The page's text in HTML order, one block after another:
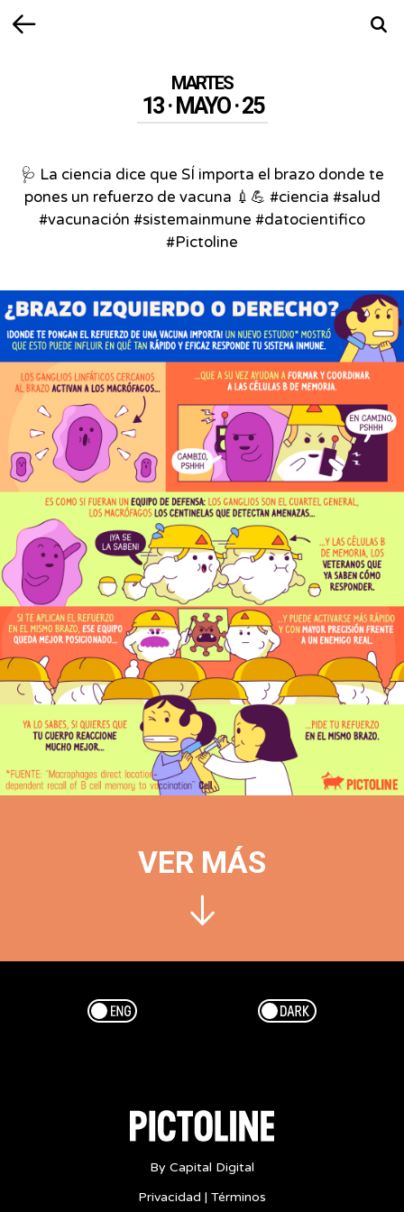
MARTES
13 · MAYO · 25
🩺 La ciencia dice que SÍ importa el brazo donde te
pones un refuerzo de vacuna 💉💪 #ciencia #salud
#vacunación #sistemainmune #datocientifico
#Pictoline
VER MÁS
Esp/Eng Dark/Light
By Capital Digital
Privacidad | Términos